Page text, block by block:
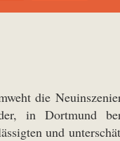
die
in Dortmund
und